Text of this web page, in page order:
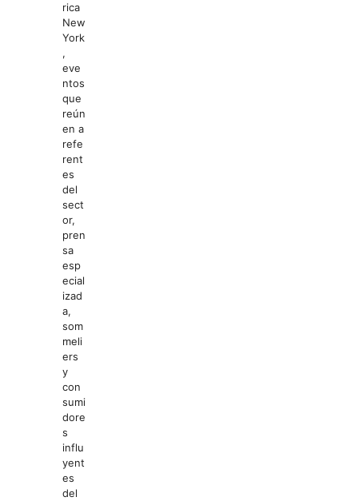
rica
New
York
,
eve
ntos
que
reún
en a
refe
rent
es
del
sect
or,
pren
sa
esp
ecial
izad
a,
som
meli
ers
y
con
sumi
dore
s
influ
yent
es
del